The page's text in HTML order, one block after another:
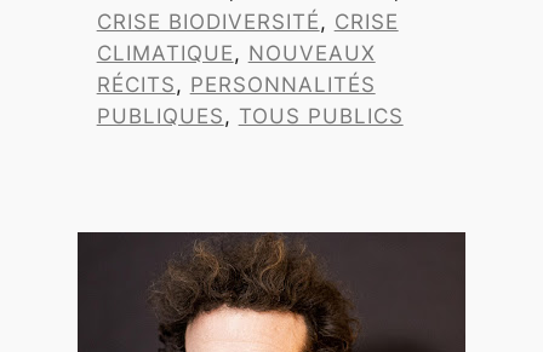
CRISE BIODIVERSITÉ, CRISE
CLIMATIQUE, NOUVEAUX
RÉCITS, PERSONNALITÉS
PUBLIQUES, TOUS PUBLICS